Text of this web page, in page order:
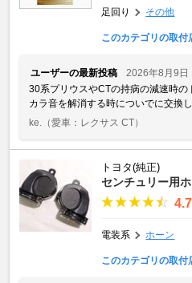
足回り その他
このカテゴリの取付
ユーザーの最新投稿
2026年8月9日
30系プリウスやCTの持病の減速時の
カラ音を解消する時についでに交換
ke.
（愛車：レクサス CT）
トヨタ(純正)
センチュリー用
電装系 ホーン
このカテゴリの取付